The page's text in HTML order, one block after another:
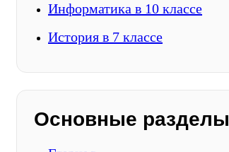
Информатика в 10 классе
История в 7 классе
Основные разделы